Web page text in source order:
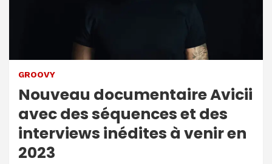
GROOVY
Nouveau documentaire Avicii
avec des séquences et des
interviews inédites à venir en
2023